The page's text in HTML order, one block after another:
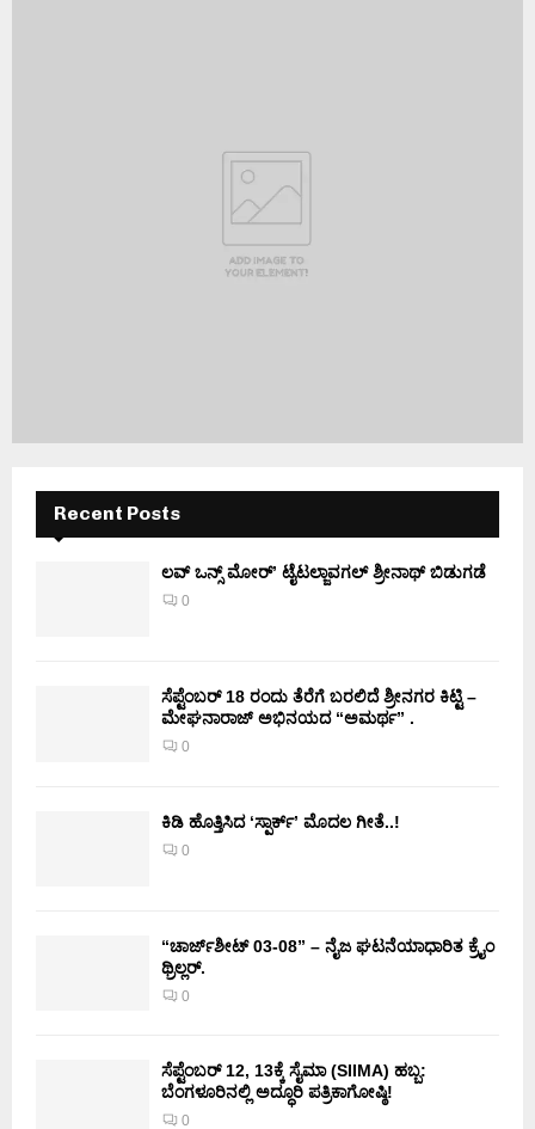
Recent Posts
ಲವ್ ಒನ್ಸ್ ಮೋರ್’ ಟೈಟಲ್ಜಾವಗಲ್ ಶ್ರೀನಾಥ್ ಬಿಡುಗಡೆ
0
ಸೆಪ್ಟೆಂಬರ್ 18 ರಂದು ತೆರೆಗೆ ಬರಲಿದೆ ಶ್ರೀನಗರ ಕಿಟ್ಟಿ –
ಮೇಘನಾರಾಜ್ ಅಭಿನಯದ “ಅಮರ್ಥ” .
0
ಕಿಡಿ‌‌ ಹೊತ್ತಿಸಿದ ‘ಸ್ಪಾರ್ಕ್’ ಮೊದಲ‌ ಗೀತೆ..!
0
“ಚಾರ್ಜ್‌ಶೀಟ್ 03-08” – ನೈಜ ಘಟನೆಯಾಧಾರಿತ ಕ್ರೈಂ
ಥ್ರಿಲ್ಲರ್.
0
ಸೆಪ್ಟೆಂಬರ್ 12, 13ಕ್ಕೆ ಸೈಮಾ (SIIMA) ಹಬ್ಬ:
ಬೆಂಗಳೂರಿನಲ್ಲಿ ಅದ್ಧೂರಿ ಪತ್ರಿಕಾಗೋಷ್ಠಿ!
0